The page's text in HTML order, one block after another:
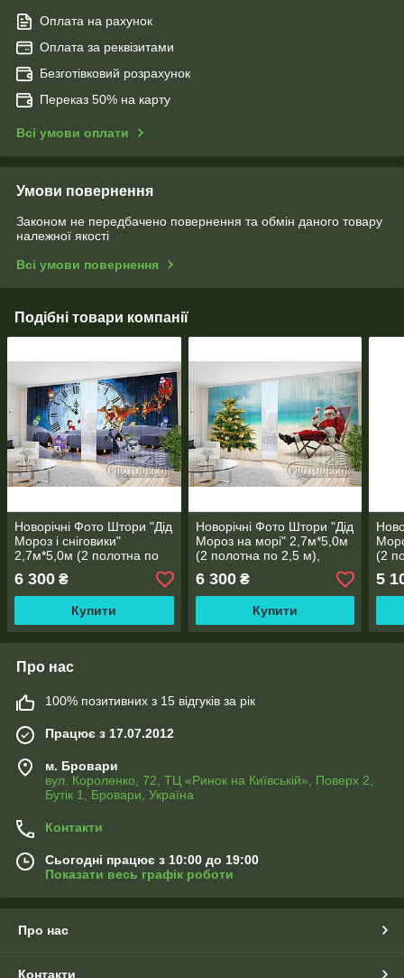
Оплата на рахунок
Оплата за реквізитами
Безготівковий розрахунок
Переказ 50% на карту
Всі умови оплати
Умови повернення
Законом не передбачено повернення та обмін даного товару
належної якості
Всі умови повернення
Подібні товари компанії
Новорічні Фото Штори "Дід
Мороз і сніговики"
2,7м*5,0м (2 полотна по
6 300 ₴
Купити
Новорічні Фото Штори "Дід
Мороз на морі" 2,7м*5,0м
(2 полотна по 2,5 м),
6 300₴
Купити
(2
5
Про нас
100% позитивних з 15 відгуків за рік
Працює з 17.07.2012
м. Бровари
вул. Короленко, 72, ТЦ «Ринок на Київській», Поверх 2,
Бутік 1, Бровари, Україна
Контакти
Сьогодні працює з 10:00 до 19:00
Показати весь графік роботи
Про нас
Контакти